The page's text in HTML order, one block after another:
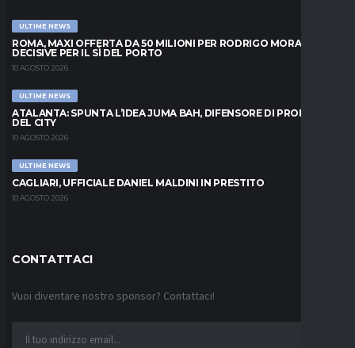
ULTIME NEWS
ROMA, MAXI OFFERTA DA 50 MILIONI PER RODRIGO MORA: ORE
DECISIVE PER IL SÌ DEL PORTO
10 AGOSTO 2026
ULTIME NEWS
ATALANTA: SPUNTA L’IDEA JUMA BAH, DIFENSORE DI PROPRIETÀ
DEL CITY
10 AGOSTO 2026
ULTIME NEWS
CAGLIARI, UFFICIALE DANIEL MALDINI IN PRESTITO
10 AGOSTO 2026
CONTATTACI
Vuoi diventare nostro sponsor? Contattaci!